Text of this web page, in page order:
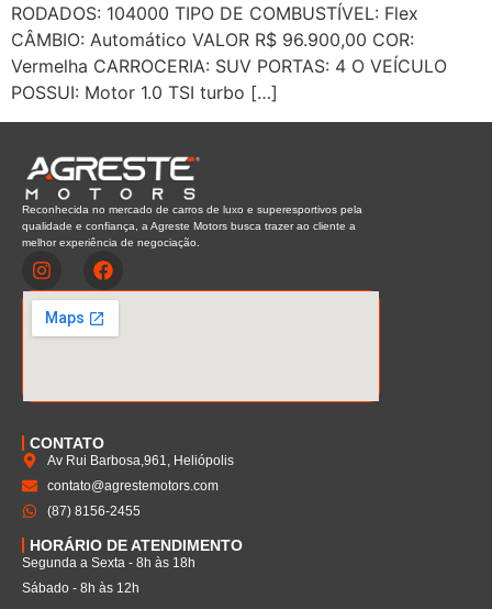
RODADOS: 104000 TIPO DE COMBUSTÍVEL: Flex
CÂMBIO: Automático VALOR R$ 96.900,00 COR:
Vermelha CARROCERIA: SUV PORTAS: 4 O VEÍCULO
POSSUI: Motor 1.0 TSI turbo […]
Reconhecida no mercado de carros de luxo e superesportivos pela
qualidade e confiança, a Agreste Motors busca trazer ao cliente a
melhor experiência de negociação.
CONTATO
Av Rui Barbosa,961, Heliópolis
contato@agrestemotors.com
(87) 8156-2455
HORÁRIO DE ATENDIMENTO
Segunda a Sexta - 8h às 18h
Sábado - 8h às 12h